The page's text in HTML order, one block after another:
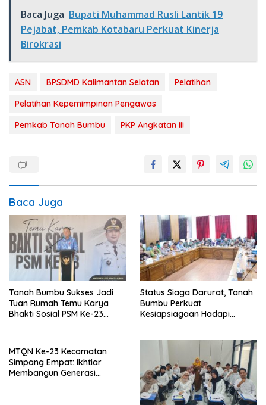
Baca Juga Bupati Muhammad Rusli Lantik 19
Pejabat, Pemkab Kotabaru Perkuat Kinerja
Birokrasi
ASN BPSDMD Kalimantan Selatan
Pelatihan
Pelatihan Kepemimpinan Pengawas
Pemkab Tanah Bumbu
PKP Angkatan III
Baca Juga
Tanah Bumbu Sukses Jadi
Tuan Rumah Temu Karya
Bhakti Sosial PSM Ke-23
Status Siaga Darurat, Tanah
Bumbu Perkuat
Kesiapsiagaan Hadapi
MTQN Ke-23 Kecamatan
Simpang Empat: Ikhtiar
Membangun Generasi